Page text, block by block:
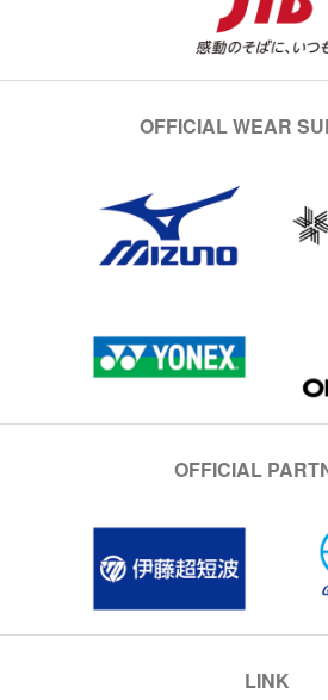
OFFICIAL WEAR
OFFICIAL
LINK